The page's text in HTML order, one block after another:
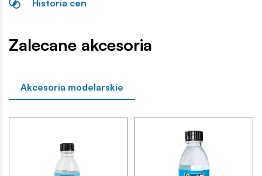
Historia cen
Zalecane akcesoria
Akcesoria modelarskie